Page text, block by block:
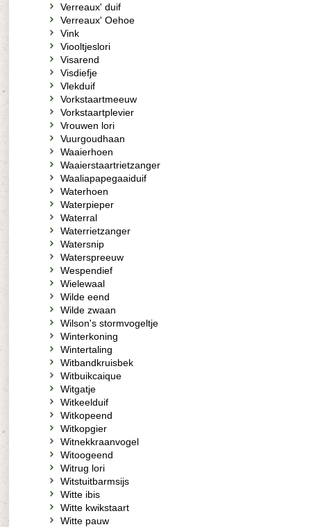
Verreaux' duif
Verreaux' Oehoe
Vink
Viooltjeslori
Visarend
Visdiefje
Vlekduif
Vorkstaartmeeuw
Vorkstaartplevier
Vrouwen lori
Vuurgoudhaan
Waaierhoen
Waaierstaartrietzanger
Waaliapapegaaiduif
Waterhoen
Waterpieper
Waterral
Waterrietzanger
Watersnip
Waterspreeuw
Wespendief
Wielewaal
Wilde eend
Wilde zwaan
Wilson's stormvogeltje
Winterkoning
Wintertaling
Witbandkruisbek
Witbuikcaique
Witgatje
Witkeelduif
Witkopeend
Witkopgier
Witnekkraanvogel
Witoogeend
Witrug lori
Witstuitbarmsijs
Witte ibis
Witte kwikstaart
Witte pauw